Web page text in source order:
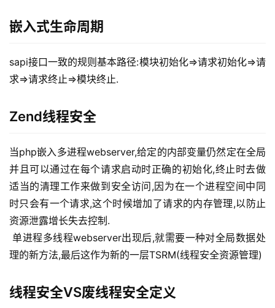
嵌入式生命周期
sapi接口一致的规则基本路径:模块初始化=>请求初始化=>请
求=>请求终止=>模块终止.
Zend线程安全
当php嵌入多进程webserver,给定的内部变量仍然定在全局
并且可以通过在每个请求启动时正确的初始化,终止时去做
适当的清理工作来做到安全访问,因为在一个进程空间中同
时只会有一个请求,这个时候增加了请求的内存管理,以防止
资源泄露增长失去控制.
单进程多线程webserver出现后,就需要一种对全局数据处
理的新方法,最后这作为新的一层TSRM(线程安全资源管理)
线程安全VS废线程安全定义